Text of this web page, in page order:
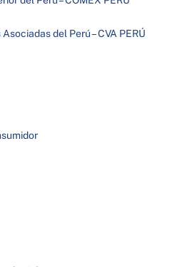
del Perú – CVA PERÚ